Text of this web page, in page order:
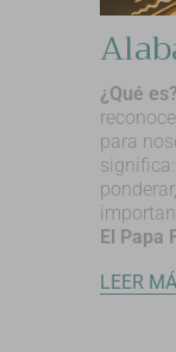
¿Qué es?
para
El Papa
LEER